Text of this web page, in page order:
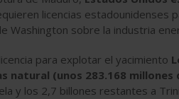
licencias
Washington sobre la industria
para explotar el yacimiento
natural (unos 283.168
y los 2,7 billones restantes a